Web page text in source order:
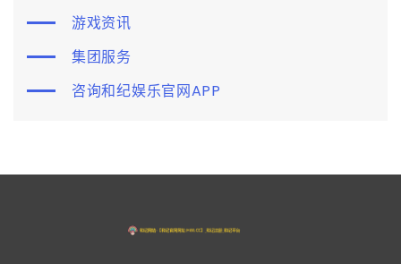
游戏资讯
集团服务
咨询和纪娱乐官网APP